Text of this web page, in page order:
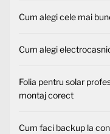
Cum alegi cele mai
Cum alegi
Folia pentru solar
montaj corect
Cum faci backup la